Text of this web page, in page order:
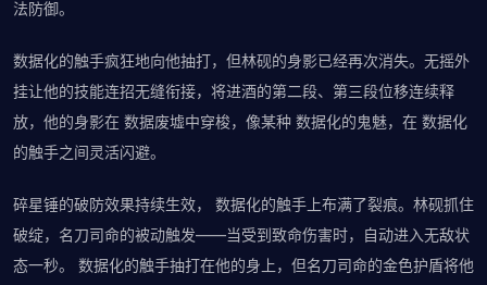
法防御。
数据化的触手疯狂地向他抽打，但林砚的身影已经再次消失。无摇外
挂让他的技能连招无缝衔接，将进酒的第二段、第三段位移连续释
放，他的身影在 数据废墟中穿梭，像某种 数据化的鬼魅，在 数据化
的触手之间灵活闪避。
碎星锤的破防效果持续生效， 数据化的触手上布满了裂痕。林砚抓住
破绽，名刀司命的被动触发——当受到致命伤害时，自动进入无敌状
态一秒。 数据化的触手抽打在他的身上，但名刀司命的金色护盾将他